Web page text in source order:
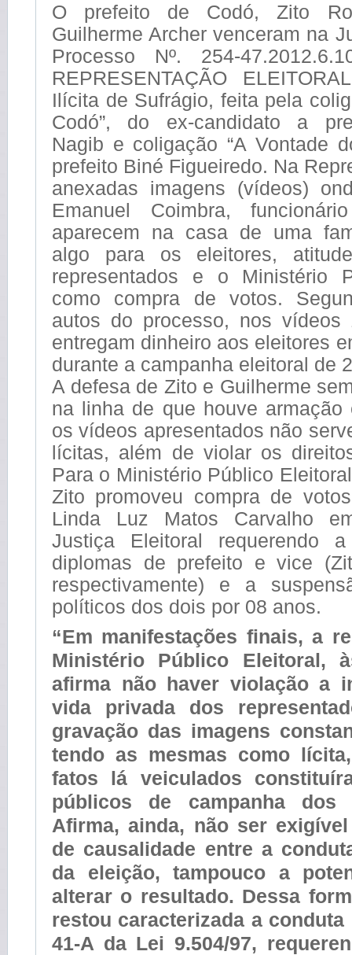
O prefeito de Codó, Zito
Guilherme Archer venceram na
Processo Nº. 254-
REPRESENTAÇÃO
Ilícita de Sufrágio, feita pela
Codó”, do ex-candidato a
Nagib e coligação “A Vontade
prefeito Biné Figueiredo. Na
anexadas imagens (vídeos)
Emanuel Coimbra,
aparecem na casa de uma
algo para os eleitores,
representados e o Ministério
como compra de votos.
autos do processo, nos vídeos
entregam dinheiro aos eleitores
durante a campanha eleitoral de
A defesa de Zito e Guilherme
na linha de que houve armação
os vídeos apresentados não
lícitas, além de violar os
Para o Ministério Público
Zito promoveu compra de
Linda Luz Matos Carvalho
Justiça Eleitoral requerendo
diplomas de prefeito e vice
respectivamente) e a
políticos dos dois por 08 anos.
“Em manifestações finais, a
Ministério Público Eleitoral,
afirma não haver violação a
vida privada dos
gravação das imagens
tendo as mesmas como
fatos lá veiculados
públicos de campanha dos
Afirma, ainda, não ser
de causalidade entre a
da eleição, tampouco a
alterar o resultado. Dessa
restou caracterizada a
41-A da Lei 9.504/97,